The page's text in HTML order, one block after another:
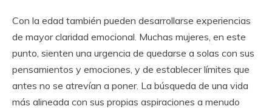
Con la edad también pueden desarrollarse experiencias
de mayor claridad emocional. Muchas mujeres, en este
punto, sienten una urgencia de quedarse a solas con sus
pensamientos y emociones, y de establecer límites que
antes no se atrevían a poner. La búsqueda de una vida
más alineada con sus propias aspiraciones a menudo